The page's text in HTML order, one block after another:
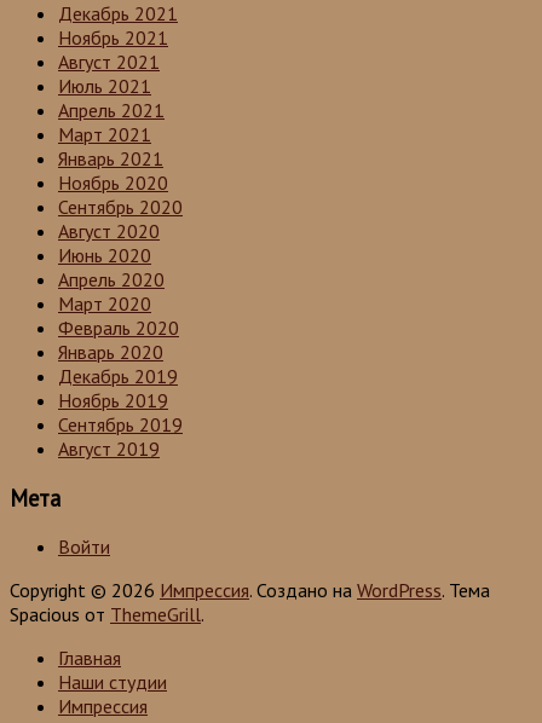
Декабрь 2021
Ноябрь 2021
Август 2021
Июль 2021
Апрель 2021
Март 2021
Январь 2021
Ноябрь 2020
Сентябрь 2020
Август 2020
Июнь 2020
Апрель 2020
Март 2020
Февраль 2020
Январь 2020
Декабрь 2019
Ноябрь 2019
Сентябрь 2019
Август 2019
Мета
Войти
Copyright © 2026 Импрессия. Создано на WordPress. Тема
Spacious от ThemeGrill.
Главная
Наши студии
Импрессия